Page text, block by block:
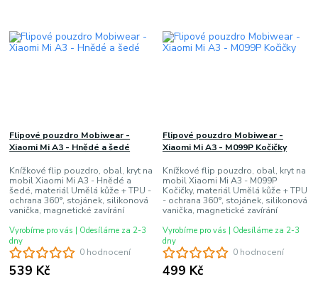
0 hodnocení
Flipové pouzdro Mobiwear -
Xiaomi Mi A3 - Hnědé a šedé
Knížkové flip pouzdro, obal, kryt na
mobil Xiaomi Mi A3 - Hnědé a
šedé, materiál Umělá kůže + TPU -
ochrana 360°, stojánek, silikonová
vanička, magnetické zavírání
539 Kč
Vyrobíme pro vás | Odesíláme za 2-3
dny
0 hodnocení
Flipové pouzdro Mobiwear -
Xiaomi Mi A3 - M099P Kočičky
Knížkové flip pouzdro, obal, kryt na
mobil Xiaomi Mi A3 - M099P
Kočičky, materiál Umělá kůže + TPU
- ochrana 360°, stojánek, silikonová
vanička, magnetické zavírání
499 Kč
Vyrobíme pro vás | Odesíláme za 2-3
dny